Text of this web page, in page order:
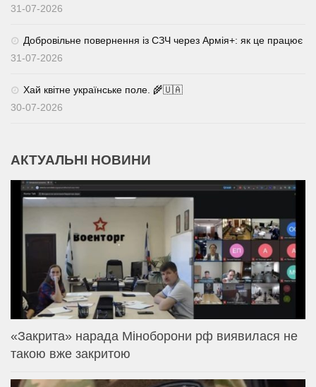
31-07-2026
Добровільне повернення із СЗЧ через Армія+: як це працює
31-07-2026
Хай квітне українське поле. 🌾🇺🇦
30-07-2026
АКТУАЛЬНІ НОВИНИ
«Закрита» нарада Міноборони рф виявилася не
такою вже закритою